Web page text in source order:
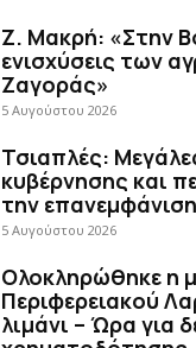
Ζ. Μακρή: «Στην
ενισχύσεις των
Ζαγοράς»
5 Αυγούστου 2026
Τσιαπλές:
κυβέρνησης και
την
5 Αυγούστου 2026
Ολοκληρώθηκε η
Περιφερειακού
λιμάνι – Ώρα για